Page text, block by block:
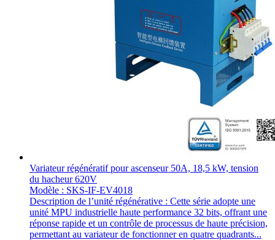
Variateur régénératif pour ascenseur 50A, 18,5 kW, tension
du hacheur 620V
Modèle : SKS-IF-EV4018
Description de l’unité régénérative : Cette série adopte une
unité MPU industrielle haute performance 32 bits, offrant une
réponse rapide et un contrôle de processus de haute précision,
permettant au variateur de fonctionner en quatre quadrants...